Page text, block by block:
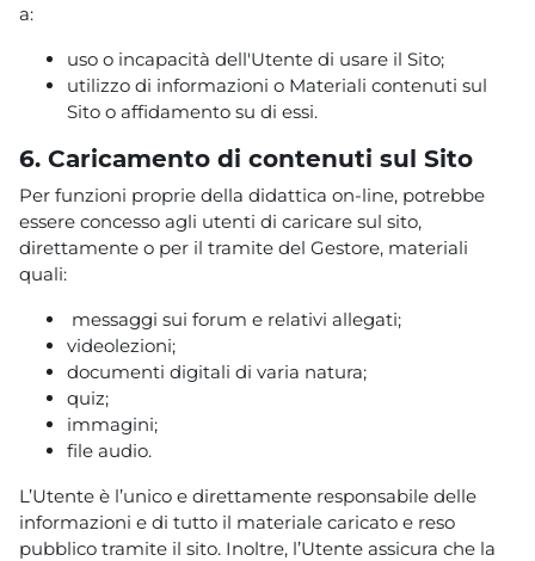
a:
uso o incapacità dell'Utente di usare il Sito;
utilizzo di informazioni o Materiali contenuti sul
Sito o affidamento su di essi.
6. Caricamento di contenuti sul Sito
Per funzioni proprie della didattica on-line, potrebbe
essere concesso agli utenti di caricare sul sito,
direttamente o per il tramite del Gestore, materiali
quali:
messaggi sui forum e relativi allegati;
videolezioni;
documenti digitali di varia natura;
quiz;
immagini;
file audio.
L’Utente è l’unico e direttamente responsabile delle
informazioni e di tutto il materiale caricato e reso
pubblico tramite il sito. Inoltre, l’Utente assicura che la